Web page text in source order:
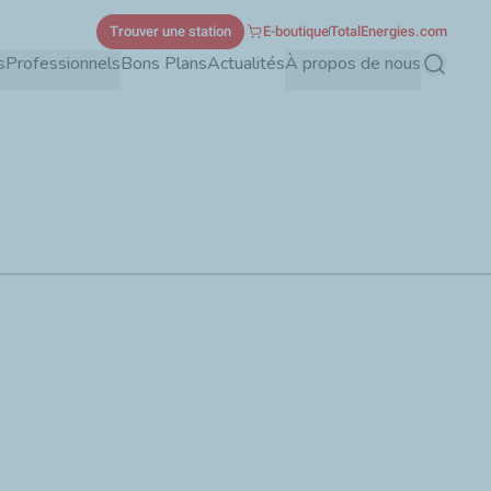
ProfessionnelsBons PlansActualitésÀ propos de nous
Trouver une station E-boutiqueTotalEnergies.com